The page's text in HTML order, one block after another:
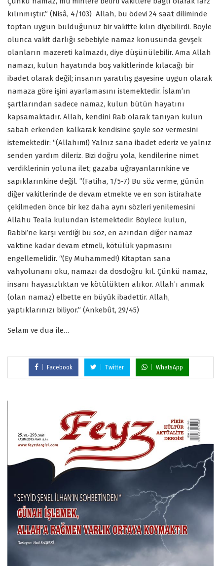
kılınmıştır.” (Nisâ, 4/103) Allah, bu ödevi 24 saat diliminde
toptan uygun bulduğunuz bir vakitte kılın diyebilirdi. Böyle
olunca vakit darlığı sebebiyle namaz konusunda gevşek
olanların mazereti kalmazdı, diye düşünülebilir. Ama Allah
namazı, kulun hayatında boş vakitlerinde kılacağı bir
ibadet olarak değil; insanın yaratılış gayesine uygun olarak
namaza göre işini ayarlamasını istemektedir. İslam’ın
şartlarından sadece namaz, kulun bütün hayatını
kapsamaktadır. Allah, kendini Rab olarak tanıyan kulun
sabah erkenden kalkarak kendisine şöyle söz vermesini
istemektedir: “(Allahım!) Yalnız sana ibadet ederiz ve yalnız
senden yardım dileriz. Bizi doğru yola, kendilerine nimet
verdiklerinin yoluna ilet; gazaba uğrayanlarınkine ve
sapıklarınkine değil. ”(Fatiha, 1/5-7) Bu söz verme, günün
diğer vakitlerinde de devam etmekte ve en son istirahate
çekilmeden önce bir kez daha aynı sözleri yenilemesini
Allahu Teala kulundan istemektedir. Böylece kulun,
Rabbi’ne karşı verdiği bu söz, en azından diğer namaz
vaktine kadar devam etmeli, kötülük yapmasını
engellemelidir. “(Ey Muhammed!) Kitaptan sana
vahyolunanı oku, namazı da dosdoğru kıl. Çünkü namaz,
insanı hayasızlıktan ve kötülükten alıkor. Allah’ı anmak
(olan namaz) elbette en büyük ibadettir. Allah,
yaptıklarınızı biliyor.” (Ankebût, 29/45)
Selam ve dua ile…
Facebook Twitter WhatsApp